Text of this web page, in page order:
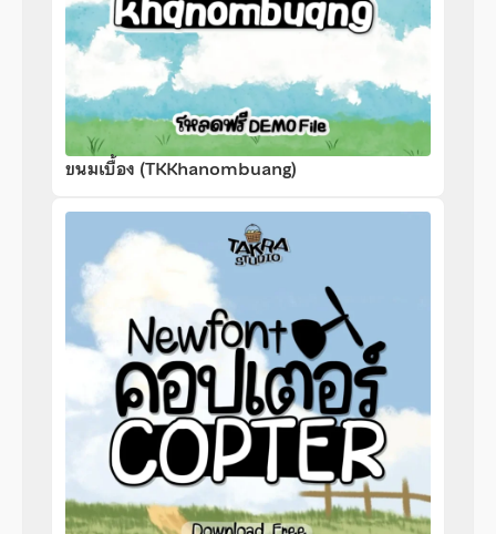
ขนมเบื้อง (TKKhanombuang)